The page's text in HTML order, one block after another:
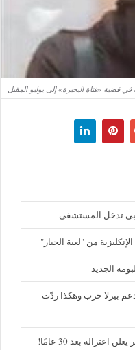
قضية «فتاة البحيرة» إلى يوليو المقبل
تدخل المستشفى
من "لعبة الحبار"
الجديد
بيرلا حرب وهكذا ردّت
داخل قاعة سينما مظلمة.. فنان عربي شهير يعلن اعتزاله بعد 30 عامًا!